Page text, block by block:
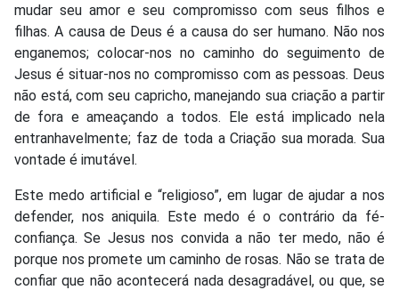
mudar seu amor e seu compromisso com seus filhos e
filhas. A causa de Deus é a causa do ser humano. Não nos
enganemos; colocar-nos no caminho do seguimento de
Jesus é situar-nos no compromisso com as pessoas. Deus
não está, com seu capricho, manejando sua criação a partir
de fora e ameaçando a todos. Ele está implicado nela
entranhavelmente; faz de toda a Criação sua morada. Sua
vontade é imutável.
Este medo artificial e “religioso”, em lugar de ajudar a nos
defender, nos aniquila. Este medo é o contrário da fé-
confiança. Se Jesus nos convida a não ter medo, não é
porque nos promete um caminho de rosas. Não se trata de
confiar que não acontecerá nada desagradável, ou que, se